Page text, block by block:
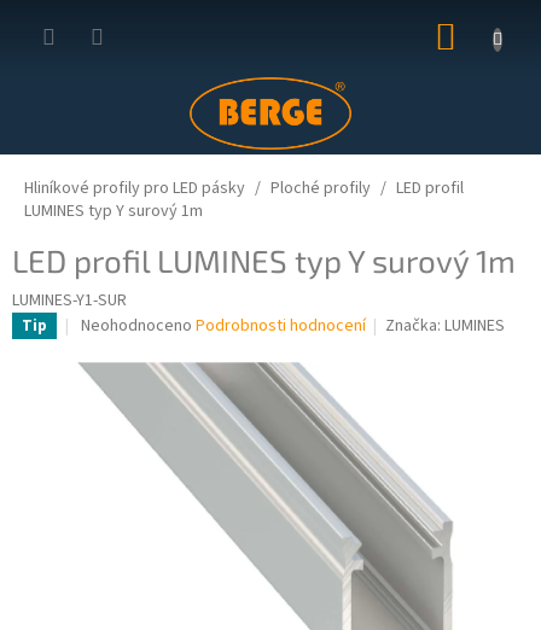
KOŠÍK
Hliníkové profily pro LED pásky Ploché profily
LED profil
LUMINES typ Y surový 1m
LED profil LUMINES typ Y surový 1m
LUMINES-Y1-SUR
Tip
Průměrné
produktu
Neohodnoceno Podrobnosti hodnocení Značka:LUMINES